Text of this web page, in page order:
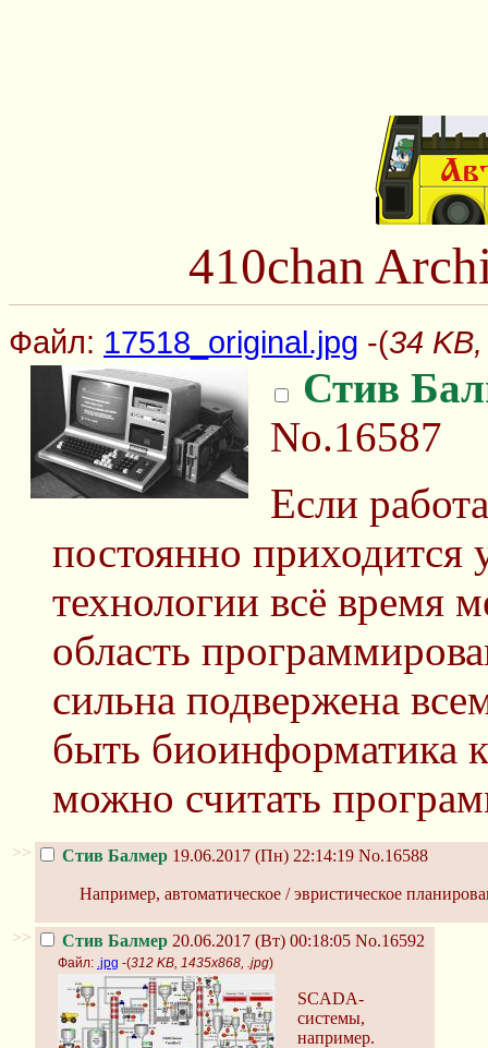
410chan
Файл: 17518_original.jpg -(34
Стив
No.16587
Если
постоянно приходится
технологии всё время
область
сильна подвержена
быть биоинформатика
можно считать
>> Стив Балмер 19.06.2017 (Пн) 22:14:19 No.16588
Например, автоматическое / эвристическое
>> Стив Балмер 20.06.2017 (Вт) 00:18:05 No.16592
Файл: .jpg -(312 KB, 1435x868, .jpg)
SCADA-
системы,
например.